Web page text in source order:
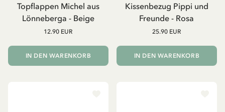
Topflappen Michel aus
Lönneberga - Beige
12.90 EUR
IN DEN WARENKORB
Kissenbezug Pippi und
Freunde - Rosa
25.90 EUR
IN DEN WARENKORB